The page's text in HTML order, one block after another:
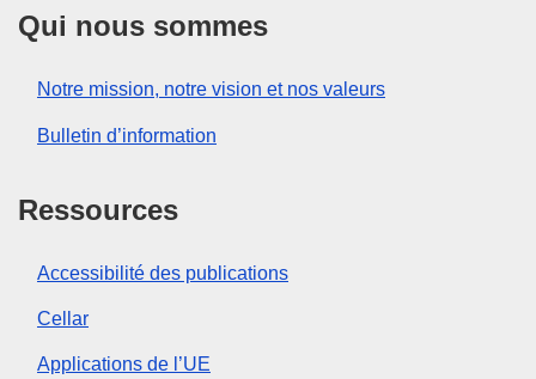
Qui nous sommes
Notre mission, notre vision et nos valeurs
Bulletin d’information
Ressources
Accessibilité des publications
Cellar
Applications de l’UE